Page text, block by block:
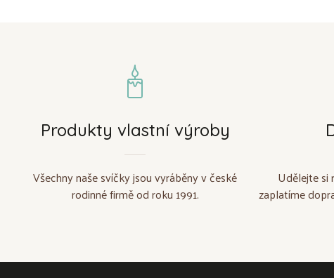
Produkty vlastní výroby
Všechny naše svíčky jsou vyráběny v české
rodinné firmě od roku 1991.
Udělejte si
zaplatíme